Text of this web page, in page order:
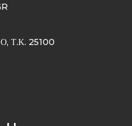
Τ.Κ. 25100